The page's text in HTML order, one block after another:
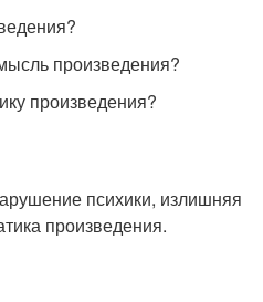
произведения?
произведения?
психики, излишняя
произведения.